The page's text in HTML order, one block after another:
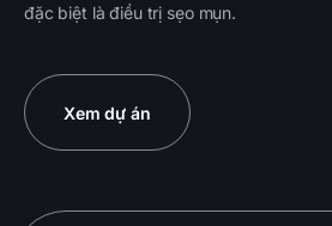
đặc biệt là điều trị sẹo mụn.
Xem dự án